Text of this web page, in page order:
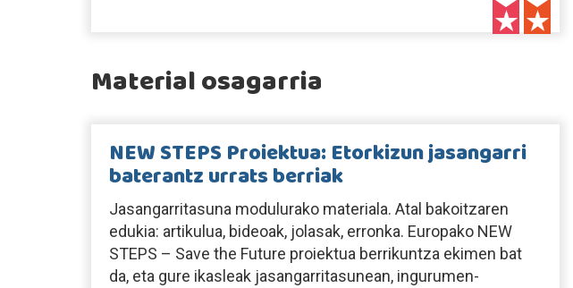
Material osagarria
NEW STEPS Proiektua: Etorkizun jasangarri
baterantz urrats berriak
Jasangarritasuna modulurako materiala. Atal bakoitzaren
edukia: artikulua, bideoak, jolasak, erronka. Europako NEW
STEPS – Save the Future proiektua berrikuntza ekimen bat
da, eta gure ikasleak jasangarritasunean, ingurumen-